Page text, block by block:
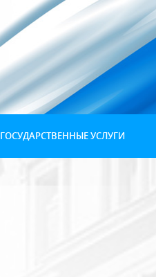
ГОСУДАРСТВЕННЫЕ УСЛУГИ